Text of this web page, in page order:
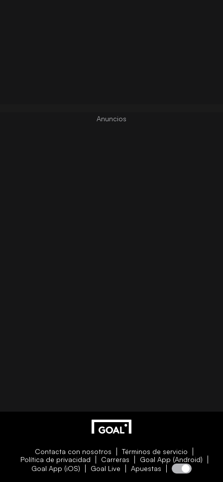
Contacta con nosotros
Términos de servicio
Política de privacidad
Carreras
Goal App (Android)
Goal App (iOS)
Goal Live Apuestas